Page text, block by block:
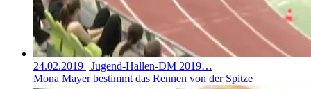
24.02.2019 | Jugend-Hallen-DM 2019…
Mona Mayer bestimmt das Rennen von der Spitze